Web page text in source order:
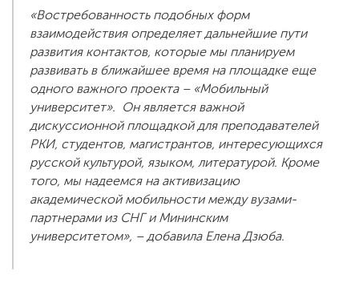
«Востребованность подобных форм
взаимодействия определяет дальнейшие пути
развития контактов, которые мы планируем
развивать в ближайшее время на площадке еще
одного важного проекта – «Мобильный
университет». Он является важной
дискуссионной площадкой для преподавателей
РКИ, студентов, магистрантов, интересующихся
русской культурой, языком, литературой. Кроме
того, мы надеемся на активизацию
академической мобильности между вузами-
партнерами из СНГ и Мининским
университетом», – добавила Елена Дзюба.